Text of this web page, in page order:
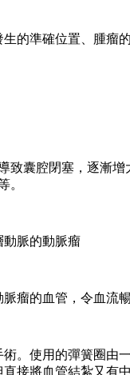
的準確位置、腫瘤
致囊腔閉塞，逐漸
。
動脈的動脈瘤
瘤的血管，令血流
。使用的彈簧圈由
接將血管結紮又有